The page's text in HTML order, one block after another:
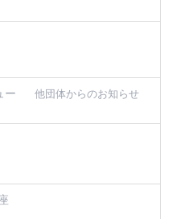
ー
他団体からのお知らせ